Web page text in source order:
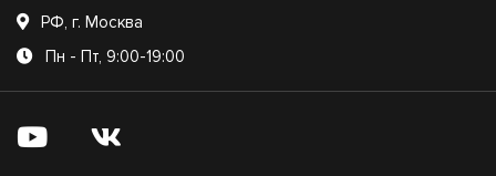
РФ, г. Москва
Пн - Пт, 9:00-19:00